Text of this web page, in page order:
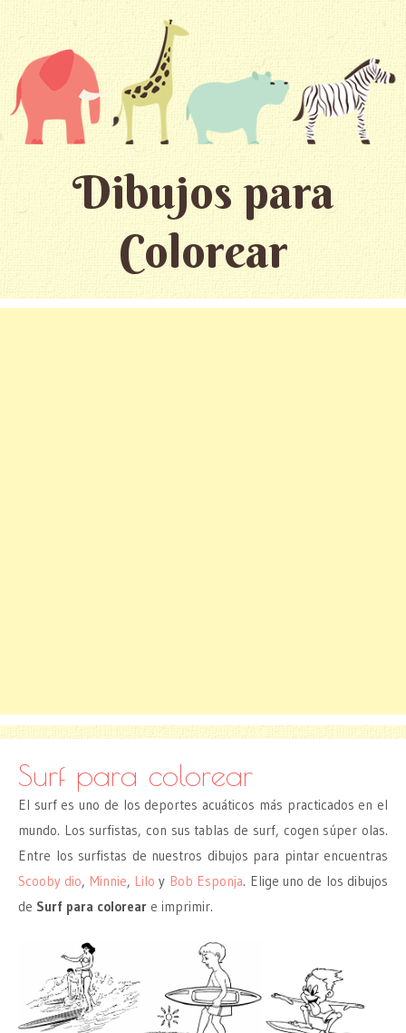
Dibujos para
Colorear
Surf para colorear
El surf es uno de los deportes acuáticos más practicados en el
mundo. Los surfistas, con sus tablas de surf, cogen súper olas.
Entre los surfistas de nuestros dibujos para pintar encuentras
Scooby dio, Minnie, Lilo y Bob Esponja. Elige uno de los dibujos
de Surf para colorear e imprimir.